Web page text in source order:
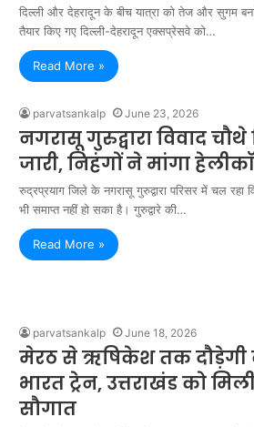
दिल्ली और देहरादून के बीच यात्रा को तेज और सुगम
तैयार किए गए दिल्ली-देहरादून एक्सप्रेसवे को…
Read More »
parvatsankalp June 23, 2026
नगरासू गुरुद्वारा विवाद चौथे
जारी, निहंगों ने मांगा
रुद्रप्रयाग जिले के नगरासू गुरुद्वारा परिसर में चल रहा
भी समाप्त नहीं हो सका है। गुरुद्वारे की…
Read More »
parvatsankalp June 18, 2026
मेरठ से ऋषिकेश तक दौड़ेगी
भारत ट्रेन, उत्तराखंड को
सौगात